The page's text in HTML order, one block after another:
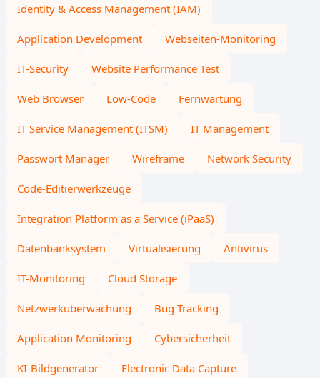
Identity & Access Management (IAM)
Application Development Webseiten-Monitoring
IT-Security Website Performance Test
Web Browser Low-Code Fernwartung
IT Service Management (ITSM) IT Management
Passwort Manager Wireframe Network Security
Code-Editierwerkzeuge
Integration Platform as a Service (iPaaS)
Datenbanksystem Virtualisierung Antivirus
IT-Monitoring Cloud Storage
Netzwerküberwachung Bug Tracking
Application Monitoring Cybersicherheit
KI-Bildgenerator Electronic Data Capture